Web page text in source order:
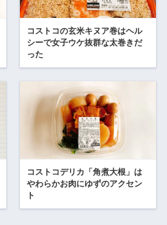
コストコの玄米キヌア巻はヘル
シーで女子ウケ抜群な太巻きだ
った
コストコデリカ「角煮大根」は
やわらかお肉にゆずのアクセン
ト